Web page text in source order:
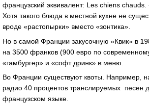
французский эквивалент: Les chiens chauds.
Хотя такого блюда в местной кухне не
вроде «растопырки» вместо «зонтика».
Но в самой Франции закусочную «Квик» в
на 3500 франков (900 евро по
«гамбургер» и «софт дринк» в меню.
Во Франции существуют квоты. Например,
радио 40 процентов транслируемых песен
французском языке.